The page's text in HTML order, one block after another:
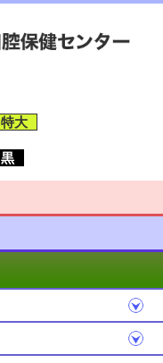
特大
黒